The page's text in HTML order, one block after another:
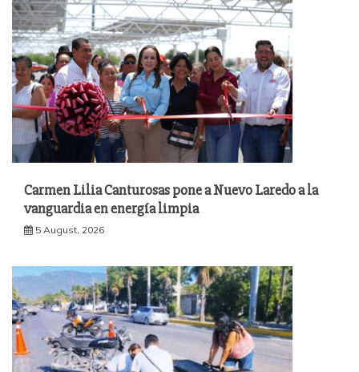
Carmen Lilia Canturosas pone a Nuevo Laredo a la
vanguardia en energía limpia
5 August, 2026